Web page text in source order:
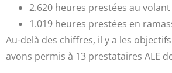
2.620 heures prestées au
1.019 heures prestées en
Au-delà des chiffres, il y a les
avons permis à 13 prestataires ALE